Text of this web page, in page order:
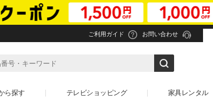
ご利用ガイド お問い合わせ
ら探す テレビショッピング 家具レンタル